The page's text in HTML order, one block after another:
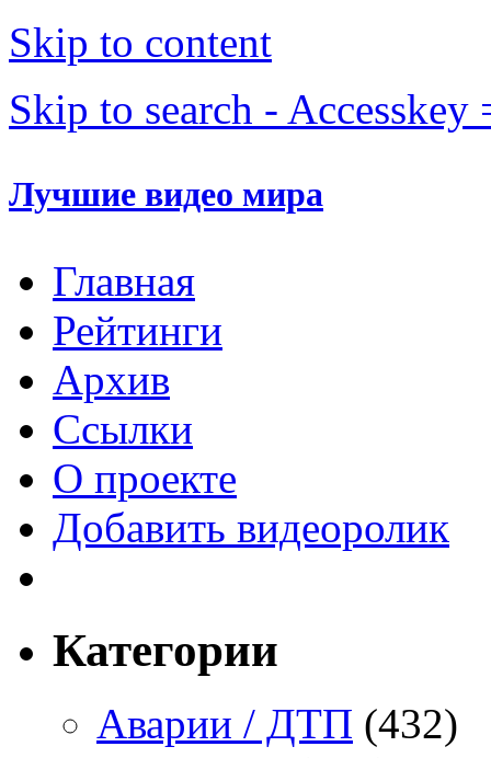
Skip to content
Skip to search - Accesskey
Лучшие видео мира
Главная
Рейтинги
Архив
Ссылки
О проекте
Добавить видеоролик
Категории
Аварии / ДТП (432)